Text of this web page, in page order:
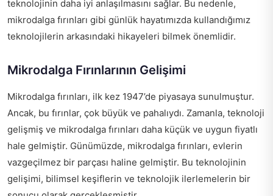
teknolojinin daha iyi anlaşılmasını sağlar. Bu nedenle,
mikrodalga fırınları gibi günlük hayatımızda kullandığımız
teknolojilerin arkasındaki hikayeleri bilmek önemlidir.
Mikrodalga Fırınlarının Gelişimi
Mikrodalga fırınları, ilk kez 1947’de piyasaya sunulmuştur.
Ancak, bu fırınlar, çok büyük ve pahalıydı. Zamanla, teknoloji
gelişmiş ve mikrodalga fırınları daha küçük ve uygun fiyatlı
hale gelmiştir. Günümüzde, mikrodalga fırınları, evlerin
vazgeçilmez bir parçası haline gelmiştir. Bu teknolojinin
gelişimi, bilimsel keşiflerin ve teknolojik ilerlemelerin bir